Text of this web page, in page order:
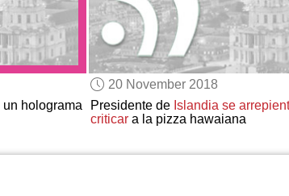
un holograma
20 November 2018
Presidente de Islandia se
criticara la pizza hawaiana